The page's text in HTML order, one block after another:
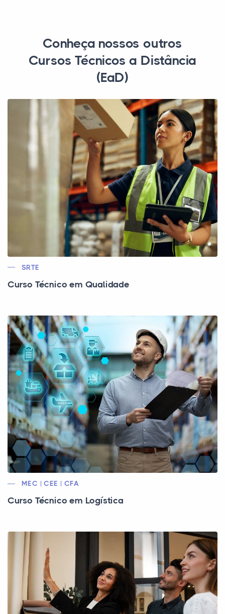
Conheça nossos outros
Cursos Técnicos a Distância
(EaD)
SRTE
Curso Técnico em Qualidade
MEC | CEE | CFA
Curso Técnico em Logística